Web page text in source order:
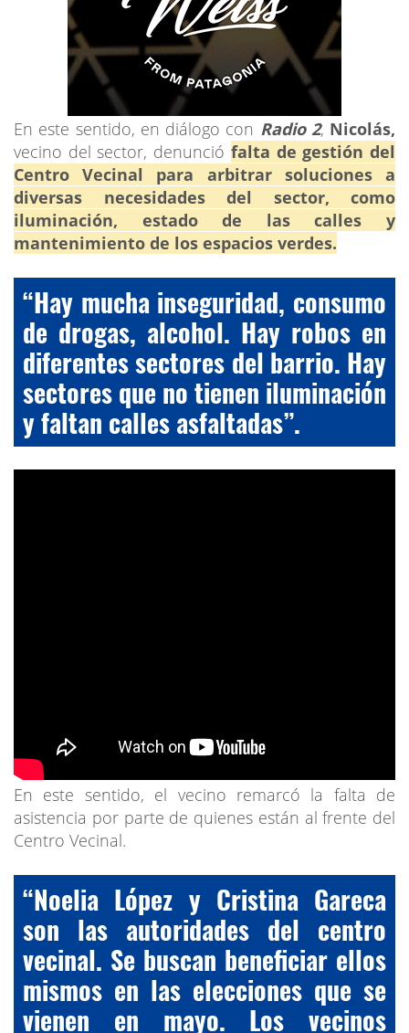
En este sentido, en diálogo con Radio 2, Nicolás,
vecino del sector, denunció falta de gestión del
Centro Vecinal para arbitrar soluciones a
diversas necesidades del sector, como
iluminación, estado de las calles y
mantenimiento de los espacios verdes.
“Hay mucha inseguridad, consumo
de drogas, alcohol. Hay robos en
diferentes sectores del barrio. Hay
sectores que no tienen iluminación
y faltan calles asfaltadas”.
En este sentido, el vecino remarcó la falta de
asistencia por parte de quienes están al frente del
Centro Vecinal.
“Noelia López y Cristina Gareca
son las autoridades del centro
vecinal. Se buscan beneficiar ellos
mismos en las elecciones que se
vienen en mayo. Los vecinos